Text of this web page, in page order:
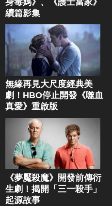
續篇影集
無緣再見大尺度經典美
劇！HBO停止開發《噬血
真愛》重啟版
《夢魘殺魔》開發前傳衍
生劇！揭開「三一殺手」
起源故事